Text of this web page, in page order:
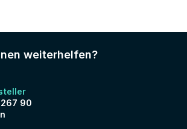
weiterhelfen?
267 90